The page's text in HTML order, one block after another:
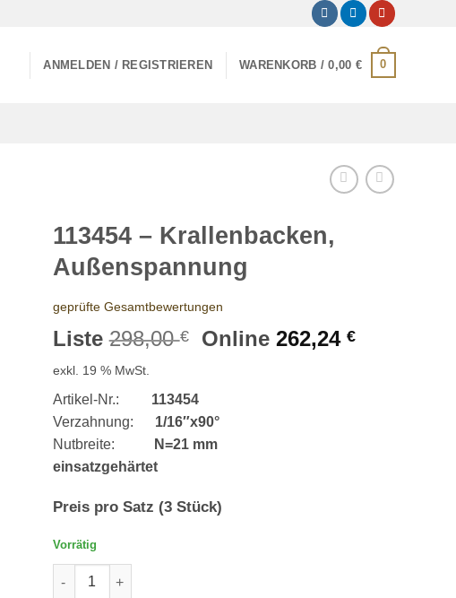
ANMELDEN / REGISTRIEREN WARENKORB /0,00 € 0
113454 – Krallenbacken,
Außenspannung
geprüfte Gesamtbewertungen
Liste 298,00€
Ursprünglicher
Online 262,24 €Aktueller
exkl. 19 % MwSt.
Artikel-Nr.: 113454
Verzahnung: 1/16″x90°
Nutbreite:
N=21 mm
einsatzgehärtet
Preis pro Satz (3 Stück)
Vorrätig
113454 - Krallenbacken, Außenspannung Menge